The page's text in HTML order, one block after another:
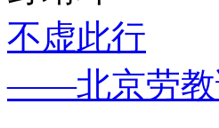
不虚此行
——北京劳教